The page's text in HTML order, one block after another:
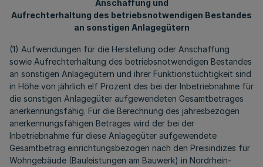
Anschaffung und
Aufrechterhaltung des betriebsnotwendigen Bestandes
an sonstigen Anlagegütern
(1) Aufwendungen für die Herstellung oder Anschaffung
sowie Aufrechterhaltung des betriebsnotwendigen Bestandes
an sonstigen Anlagegütern und ihrer Funktionstüchtigkeit sind
in Höhe von jährlich elf Prozent des bei der Inbetriebnahme für
die sonstigen Anlagegüter aufgewendeten Gesamtbetrages
anerkennungsfähig. Für die Berechnung des jahresbezogen
anerkennungsfähigen Betrages wird der bei der
Inbetriebnahme für diese Anlagegüter aufgewendete
Gesamtbetrag einrichtungsbezogen nach den Preisindizes für
Wohngebäude (Bauleistungen am Bauwerk) in Nordrhein-